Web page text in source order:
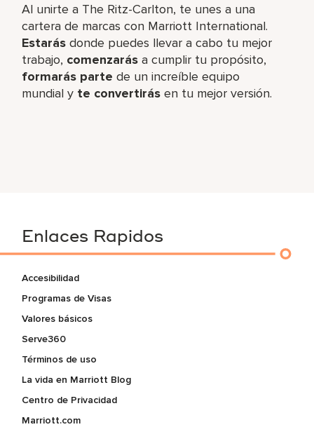
Al unirte a The Ritz-Carlton, te unes a una
cartera de marcas con Marriott International.
Estarás donde puedes llevar a cabo tu mejor
trabajo, comenzarás a cumplir tu propósito,
formarás parte de un increíble equipo
mundial y te convertirás en tu mejor versión.
Enlaces Rapidos
Accesibilidad
Programas de Visas
Valores básicos
Serve360
Términos de uso
La vida en Marriott Blog
Centro de Privacidad
Marriott.com